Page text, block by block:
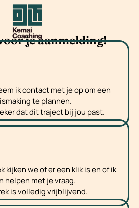
je aanmelding!
ik contact met je op om een
te plannen.
dat dit traject bij jou past.​
kijken we of er een klik is en of ik
helpen met je vraag.
is volledig vrijblijvend.​